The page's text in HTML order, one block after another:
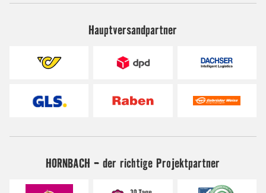
Hauptversandpartner
HORNBACH - der richtige Projektpartner